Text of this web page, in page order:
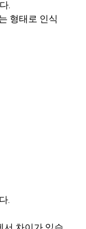
.
형태로 인식
.